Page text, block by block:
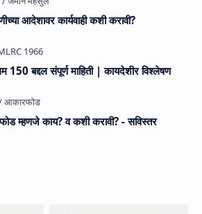
आदेशावर कार्यवाही कशी करावी?
बद्दल संपूर्ण माहिती | कायदेशीर विश्लेषण
म्‍हणजे काय? व कशी करावी? - सविस्तर